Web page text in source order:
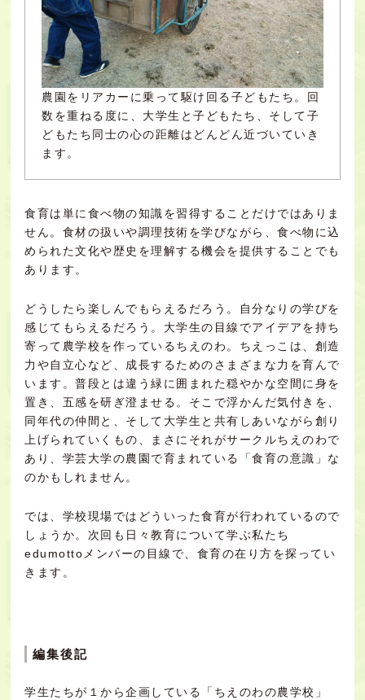
農園をリアカーに乗って駆け回る子どもたち。回
数を重ねる度に、大学生と子どもたち、そして子
どもたち同士の心の距離はどんどん近づいていき
ます。
食育は単に食べ物の知識を習得することだけではありま
せん。食材の扱いや調理技術を学びながら、食べ物に込
められた文化や歴史を理解する機会を提供することでも
あります。
どうしたら楽しんでもらえるだろう。自分なりの学びを
感じてもらえるだろう。大学生の目線でアイデアを持ち
寄って農学校を作っているちえのわ。ちえっこは、創造
力や自立心など、成長するためのさまざまな力を育んで
います。普段とは違う緑に囲まれた穏やかな空間に身を
置き、五感を研ぎ澄ませる。そこで浮かんだ気付きを、
同年代の仲間と、そして大学生と共有しあいながら創り
上げられていくもの、まさにそれがサークルちえのわで
あり、学芸大学の農園で育まれている「食育の意識」な
のかもしれません。
では、学校現場ではどういった食育が行われているので
しょうか。次回も日々教育について学ぶ私たち
edumottoメンバーの目線で、食育の在り方を探ってい
きます。
編集後記
学生たちが１から企画している「ちえのわの農学校」